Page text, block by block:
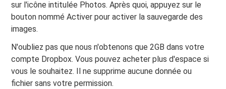
sur l'icône intitulée Photos. Après quoi, appuyez sur le
bouton nommé Activer pour activer la sauvegarde des
images.
N'oubliez pas que nous n'obtenons que 2GB dans votre
compte Dropbox. Vous pouvez acheter plus d'espace si
vous le souhaitez. Il ne supprime aucune donnée ou
fichier sans votre permission.